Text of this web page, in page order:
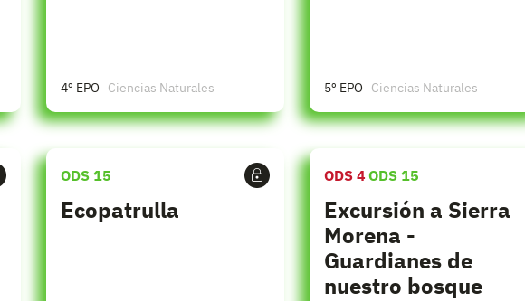
4º EPO Ciencias Naturales 5º EPO Ciencias Naturales
ODS 15
Ecopatrulla
ODS 4 ODS 15
Excursión a Sierra
Morena -
Guardianes de
nuestro bosque